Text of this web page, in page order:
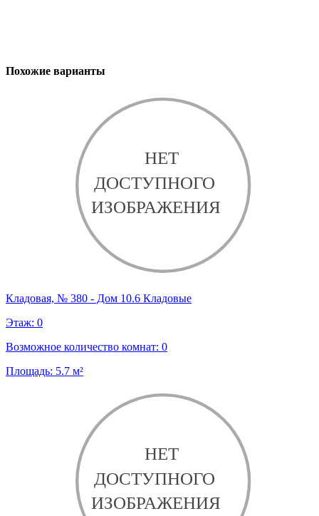
Похожие варианты
Кладовая, № 380 - Дом 10.6 Кладовые
Этаж: 0
Возможное количество комнат: 0
Площадь: 5.7 м²